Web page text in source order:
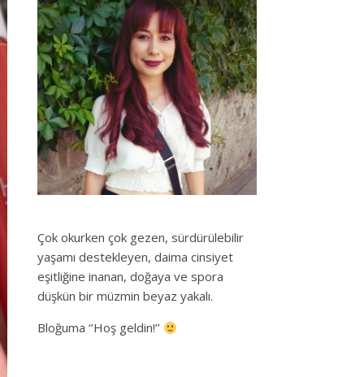
Çok okurken çok gezen, sürdürülebilir
yaşamı destekleyen, daima cinsiyet
eşitliğine inanan, doğaya ve spora
düşkün bir müzmin beyaz yakalı.
Bloğuma ‘’Hoş geldin!’’